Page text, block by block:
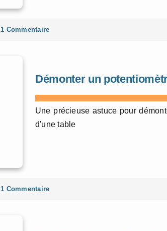
1 Commentaire
Démonter un
Une précieuse astuce pour
d'une table
1 Commentaire